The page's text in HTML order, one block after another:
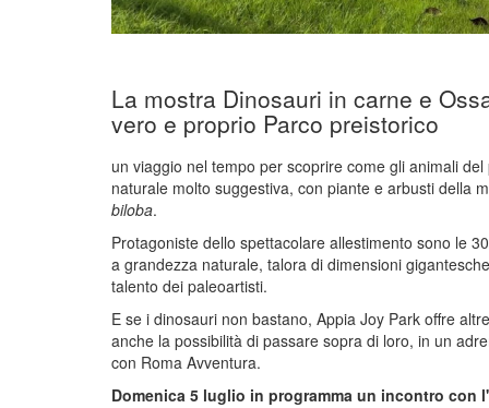
La mostra Dinosauri in carne e
vero e proprio Parco preistorico
un viaggio nel tempo per scoprire come gli animali
naturale molto suggestiva, con piante e arbusti della
biloba.
Protagoniste dello spettacolare allestimento sono le
a grandezza naturale, talora di dimensioni
talento dei paleoartisti.
E se i dinosauri non bastano, Appia Joy Park offre
anche la possibilità di passare sopra di loro, in un
con Roma Avventura.
Domenica 5 luglio in programma un incontro con